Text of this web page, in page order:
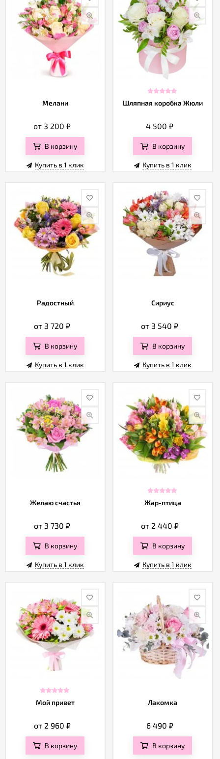
Мелани
от 3 200₽
В корзину
Купить в 1 клик
Шляпная коробка Жюли
4 500₽
В корзину
Купить в 1 клик
Радостный
от 3 720₽
В корзину
Купить в 1 клик
Сириус
от 3 540₽
В корзину
Купить в 1 клик
Желаю счастья
от 3 730₽
В корзину
Купить в 1 клик
Жар-птица
от 2 440 ₽
В корзину
Купить в 1 клик
Мой привет
от 2 960 ₽
В корзину
Лакомка
6 490 ₽
В корзину